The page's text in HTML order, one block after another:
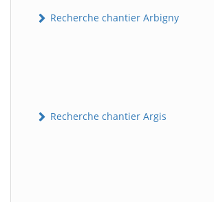
Recherche chantier Arbigny
Recherche chantier Argis